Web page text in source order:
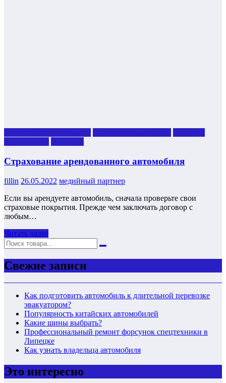
Страхование арендованного автомобиля
fillin 26.05.2022 медийный партнер
Если вы арендуете автомобиль, сначала проверьте свои
страховые покрытия. Прежде чем заключать договор с
любым…
Читать далее
Свежие записи
Как подготовить автомобиль к длительной перевозке
эвакуатором?
Популярность китайских автомобилей
Какие шины выбрать?
Профессиональный ремонт форсунок спецтехники в
Липецке
Как узнать владельца автомобиля
Это интересно